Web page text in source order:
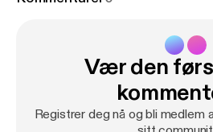
www.dennyestandard.dk/
Vær den
Registrer deg nå og bli medlem